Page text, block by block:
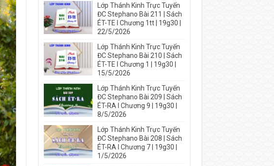
Lớp Thánh Kinh Trực Tuyến
ĐC Stephano Bài 211 | Sách
ÉT-TE I Chương 1tt | 19g30 |
22/5/2026
Lớp Thánh Kinh Trực Tuyến
ĐC Stephano Bài 210 | Sách
ÉT-TE I Chương 1 | 19g30 |
15/5/2026
Lớp Thánh Kinh Trực Tuyến
ĐC Stephano Bài 209 | Sách
ÉT-RA I Chương 9 | 19g30 |
8/5/2026
Lớp Thánh Kinh Trực Tuyến
ĐC Stephano Bài 208 | Sách
ÉT-RA I Chương 7 | 19g30 |
1/5/2026